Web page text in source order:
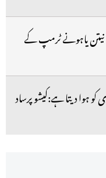
نیتن یاہونے ٹرمپ کے
ہوا دیتا ہے:کیشو پرساد